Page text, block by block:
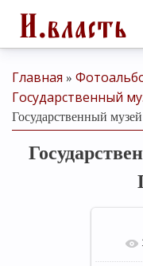
Главная »
Государственный
Государственный